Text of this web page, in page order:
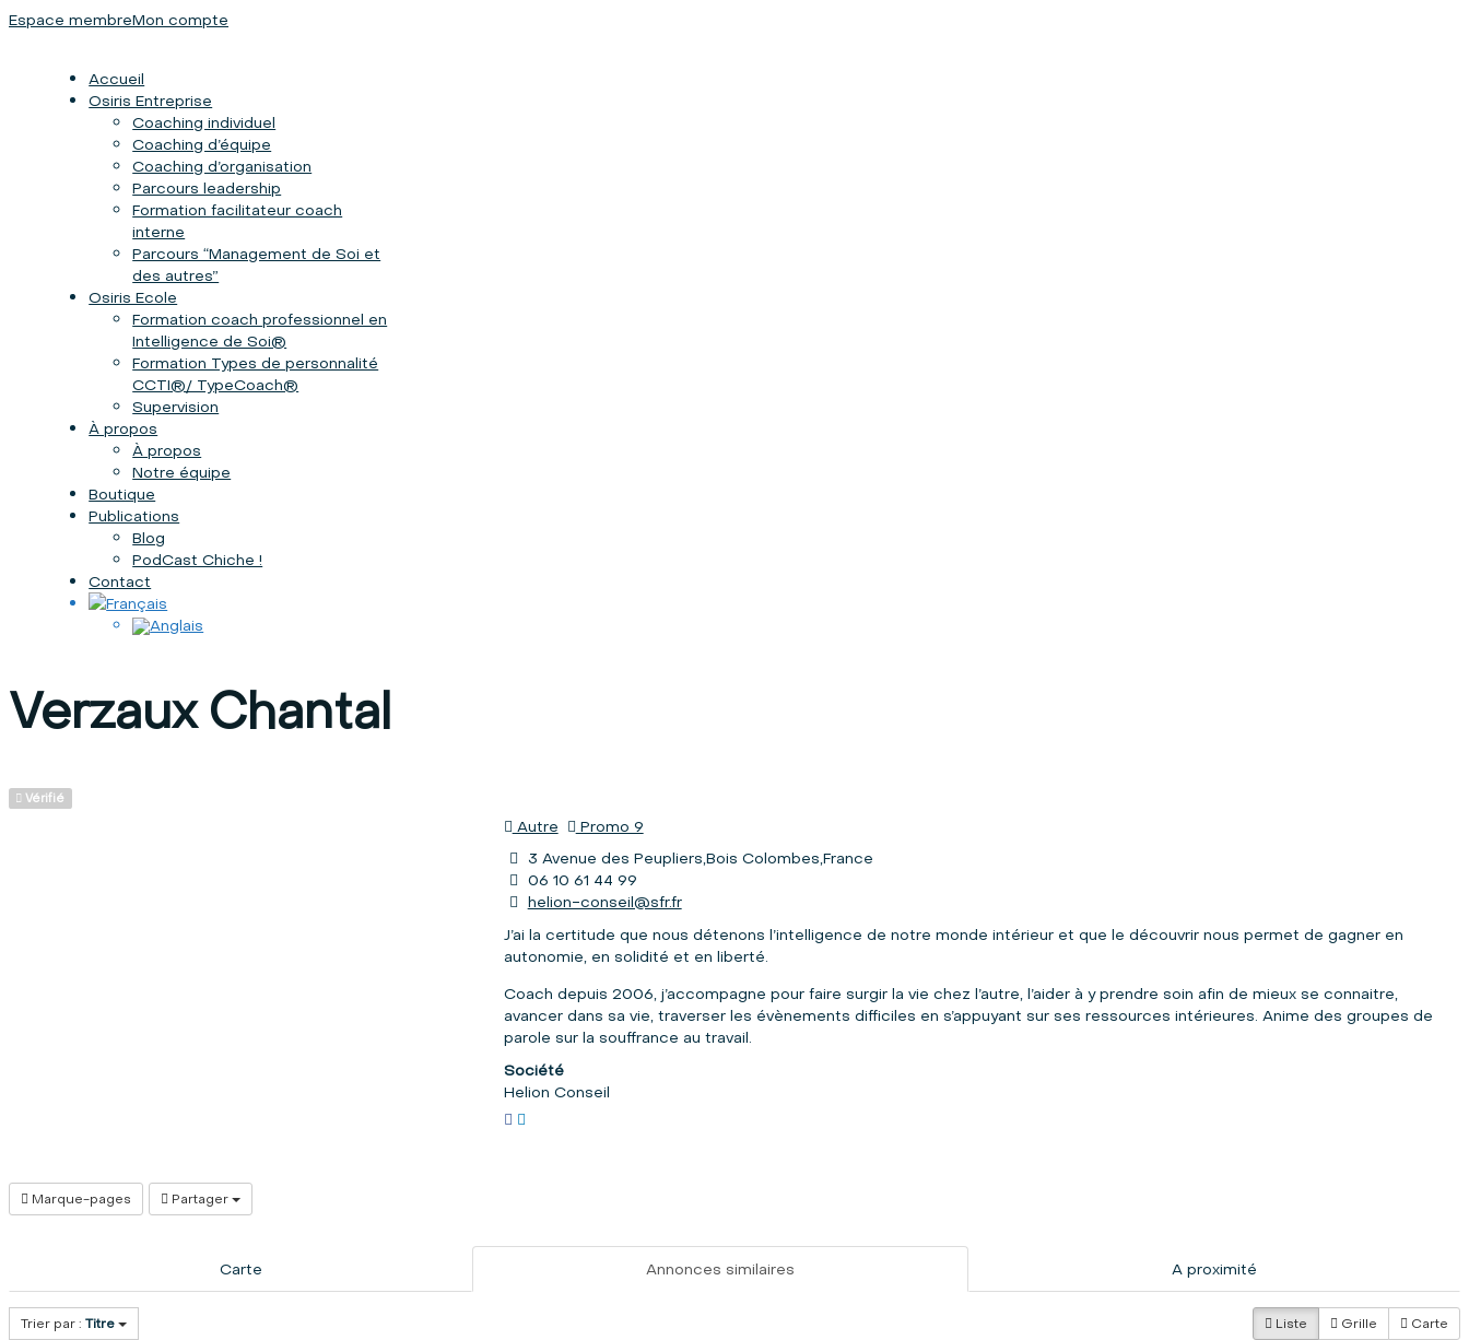
Espace membreMon compte
Accueil
Osiris Entreprise
Coaching individuel
Coaching d’équipe
Coaching d’organisation
Parcours leadership
Formation facilitateur coach
interne
Parcours “Management de Soi et
des autres”
Osiris Ecole
Formation coach professionnel en
Intelligence de Soi®
Formation Types de personnalité
CCTI®/ TypeCoach®
Supervision
À propos
À propos
Notre équipe
Boutique
Publications
Blog
PodCast Chiche !
Contact
Verzaux Chantal
Vérifié
Autre
Promo 9
3 Avenue des Peupliers,Bois Colombes,France
06 10 61 44 99
helion-conseil@sfr.fr
J’ai la certitude que nous détenons l’intelligence de notre monde intérieur et que le découvrir nous permet de gagner en
autonomie, en solidité et en liberté.
Coach depuis 2006, j’accompagne pour faire surgir la vie chez l’autre, l’aider à y prendre soin afin de mieux se connaitre,
avancer dans sa vie, traverser les évènements difficiles en s’appuyant sur ses ressources intérieures. Anime des groupes de
parole sur la souffrance au travail.
Société
Helion Conseil
Marque-pages Partager
Carte Annonces similaires A proximité
Trier par : Titre Liste Grille Carte